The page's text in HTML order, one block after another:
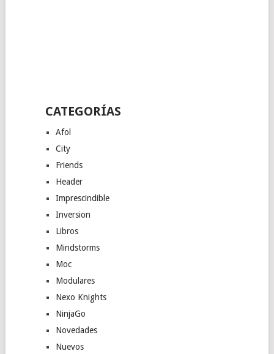
CATEGORÍAS
Afol
City
Friends
Header
Imprescindible
Inversion
Libros
Mindstorms
Moc
Modulares
Nexo Knights
NinjaGo
Novedades
Nuevos